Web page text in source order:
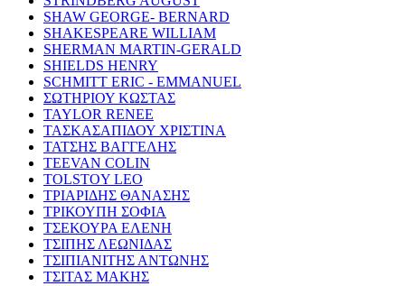
SHAW GEORGE- BERNARD
SHAKESPEARE WILLIAM
SHERMAN MARTIN-GERALD
SHIELDS HENRY
SCHMITT ERIC - EMMANUEL
ΣΩΤΗΡΙΟΥ ΚΩΣΤΑΣ
TAYLOR RENEE
ΤΑΣΚΑΣΑΠΙΔΟΥ ΧΡΙΣΤΙΝΑ
ΤΑΤΣΗΣ ΒΑΓΓΕΛΗΣ
TEEVAN COLIN
TOLSTOY LEO
ΤΡΙΑΡΙΔΗΣ ΘΑΝΑΣΗΣ
ΤΡΙΚΟΥΠΗ ΣΟΦΙΑ
ΤΣΕΚΟΥΡΑ ΕΛΕΝΗ
ΤΣΙΠΗΣ ΛΕΩΝΙΔΑΣ
ΤΣΙΠΙΑΝΙΤΗΣ ΑΝΤΩΝΗΣ
ΤΣΙΤΑΣ ΜΑΚΗΣ